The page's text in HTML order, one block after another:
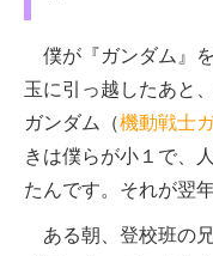
僕が『ガンダム』
玉に引っ越したあと
ガンダム（機動戦士
きは僕らが小１で、
たんです。それが翌
ある朝、登校班の